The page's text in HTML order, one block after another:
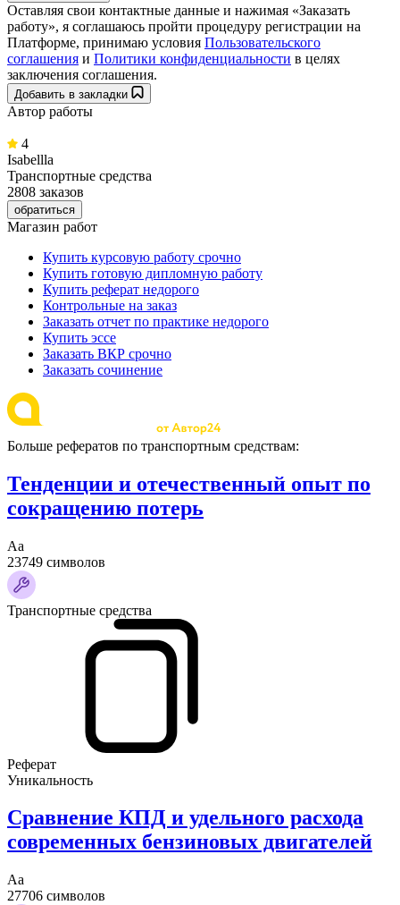
Оставляя свои контактные данные и нажимая «Заказать
работу», я соглашаюсь пройти процедуру регистрации на
Платформе, принимаю условия Пользовательского
соглашения и Политики конфиденциальности в целях
заключения соглашения.
Добавить в закладки
Автор работы
4
Isabellla
Транспортные средства
2808 заказов
обратиться
Магазин работ
Купить курсовую работу срочно
Купить готовую дипломную работу
Купить реферат недорого
Контрольные на заказ
Заказать отчет по практике недорого
Купить эссе
Заказать ВКР срочно
Заказать сочинение
Больше рефератов по транспортным средствам:
Тенденции и отечественный опыт по
сокращению потерь
Аа
23749 символов
Транспортные средства
Реферат
Уникальность
Сравнение КПД и удельного расхода
современных бензиновых двигателей
Аа
27706 символов